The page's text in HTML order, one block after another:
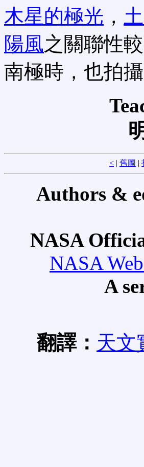
木星的極光 ，
陽風之關聯性
南極時，也拍
< | 舊圖 |
Authors &
NASA
NASA
A
翻譯： 天文